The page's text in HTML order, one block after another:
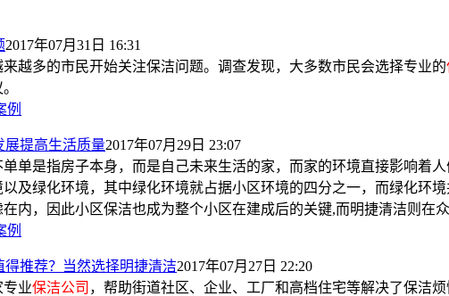
2017年07月31日 16:31
越多的市民开始关注保洁问题。调查发现，大多数市民会选择专业的
例
展提高生活质量2017年07月29日 23:07
单是指房子本身，而是自己未来生活的家，而家的环境直接影响着
及绿化环境，其中绿化环境就占据小区环境的四分之一，而绿化环
内，因此小区保洁也成为整个小区在建成后的关键,而明捷清洁则在
例
得推荐？当然选择明捷清洁2017年07月27日 22:20
业保洁公司 ，帮助街道社区、企业、工厂和高档住宅等解决了保洁